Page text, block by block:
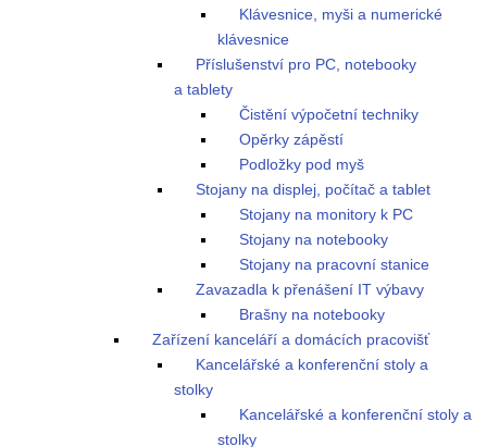
Klávesnice, myši a numerické
klávesnice
Příslušenství pro PC, notebooky
a tablety
Čistění výpočetní techniky
Opěrky zápěstí
Podložky pod myš
Stojany na displej, počítač a tablet
Stojany na monitory k PC
Stojany na notebooky
Stojany na pracovní stanice
Zavazadla k přenášení IT výbavy
Brašny na notebooky
Zařízení kanceláří a domácích pracovišť
Kancelářské a konferenční stoly a
stolky
Kancelářské a konferenční stoly a
stolky